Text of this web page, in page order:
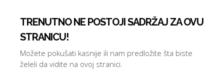
TRENUTNO NE POSTOJI SADRŽAJ ZA OVU
STRANICU!
Možete pokušati kasnije ili nam predložite šta biste
želeli da vidite na ovoj stranici.